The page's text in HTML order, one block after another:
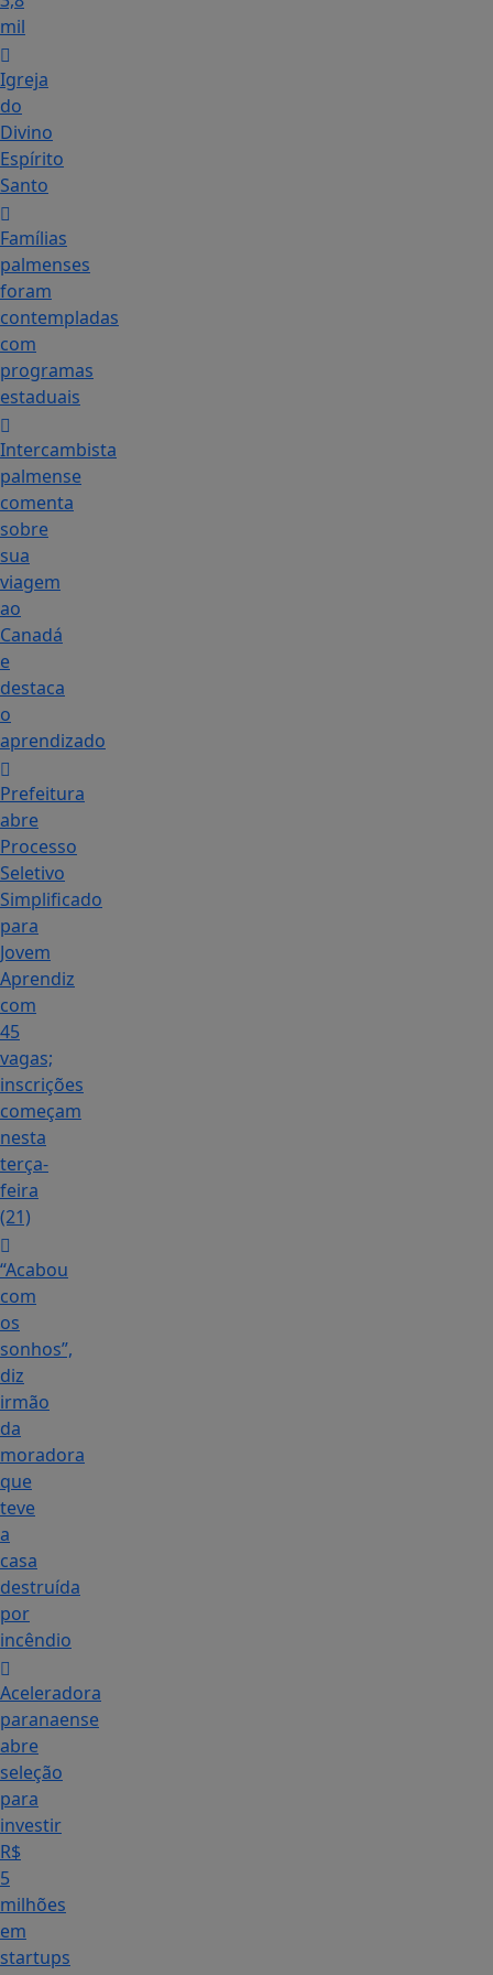
mil
Igreja
do
Divino
Espírito
Santo
Famílias
palmenses
foram
contempladas
com
programas
estaduais
Intercambista
palmense
comenta
sobre
sua
viagem
ao
Canadá
e
destaca
o
aprendizado
Prefeitura
abre
Processo
Seletivo
Simplificado
para
Jovem
Aprendiz
com
45
vagas;
inscrições
começam
nesta
terça-
feira
(21)
“Acabou
com
os
sonhos”,
diz
irmão
da
moradora
que
teve
a
casa
destruída
por
incêndio
Aceleradora
paranaense
abre
seleção
para
investir
R$
5
milhões
em
startups